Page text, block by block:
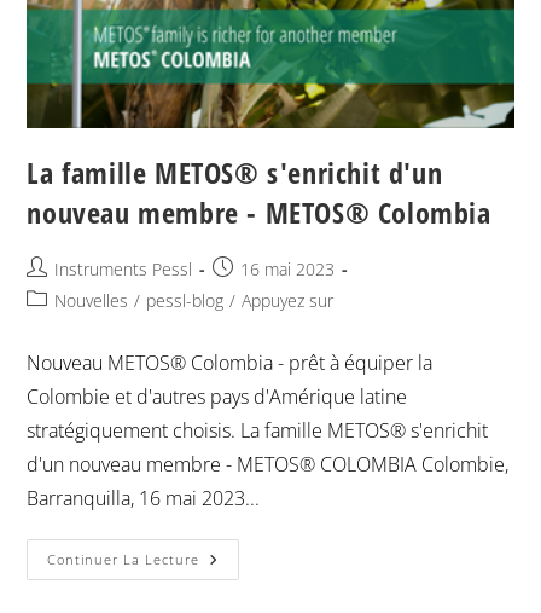
La famille METOS® s'enrichit d'un
nouveau membre - METOS® Colombia
Instruments Pessl
16 mai 2023
Nouvelles / pessl-blog / Appuyez sur
Nouveau METOS® Colombia - prêt à équiper la
Colombie et d'autres pays d'Amérique latine
stratégiquement choisis. La famille METOS® s'enrichit
d'un nouveau membre - METOS® COLOMBIA Colombie,
Barranquilla, 16 mai 2023...
Continuer La Lecture